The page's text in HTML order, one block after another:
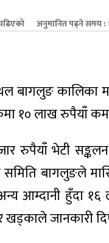
अनुमानित पढ्ने समय :
बागलुङ कालिका
१० लाख रुपैयाँ कम
रुपैयाँ भेटी
बागलुङले
आम्दानी हुँदा
खड्काले जानकारी